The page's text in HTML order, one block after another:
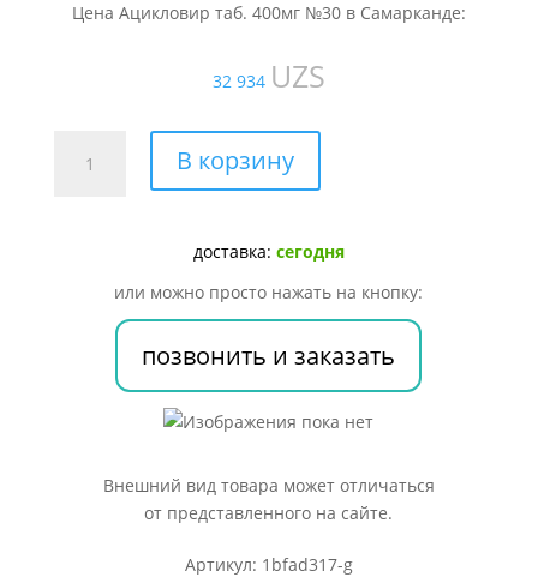
Цена Ацикловир таб. 400мг №30 в Самарканде:
32 934 UZS
товара
В корзину
доставка: сегодня
или можно просто нажать на кнопку:
позвонить и заказать
Внешний вид товара может отличаться
от представленного на сайте.
Артикул: 1bfad317-g